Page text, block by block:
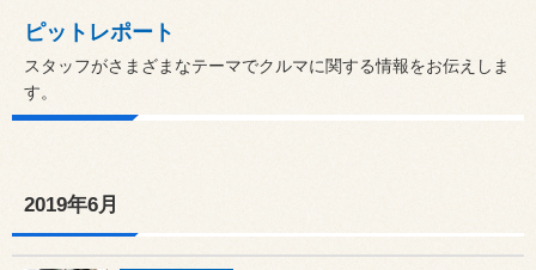
ピットレポート
スタッフがさまざまなテーマでクルマに関する情報をお伝えしま
す。
2019年6月